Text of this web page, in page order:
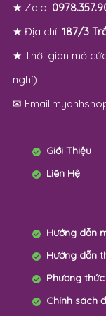
★ Zalo:
★ Địa chỉ: 187/3
★ Thời gian mở
nghỉ)
✉
Giới Thiệu
Liên Hệ
Hướng dẫn
Hướng dẫn
Phương
Chính sách